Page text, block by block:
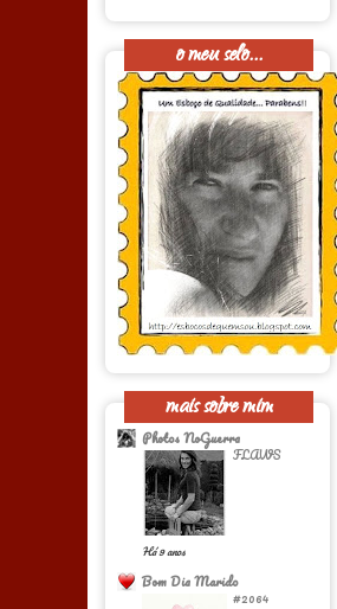
o meu selo...
mais sobre mim
Photos NoGuerra
FLAWS
Há 9 anos
Bom Dia Marido
#2064